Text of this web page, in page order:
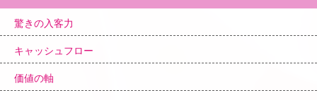
驚きの入客力
キャッシュフロー
価値の軸